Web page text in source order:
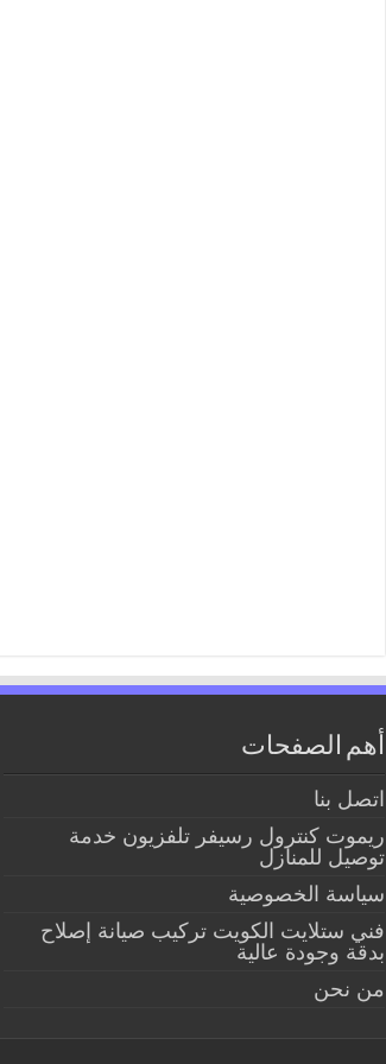
أهم الصفحات
اتصل بنا
ريموت كنترول رسيفر تلفزيون خدمة
توصيل للمنازل
سياسة الخصوصية
فني ستلايت الكويت تركيب صيانة إصلاح
بدقة وجودة عالية
من نحن